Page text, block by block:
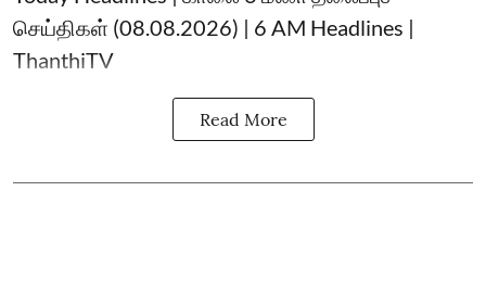
செய்திகள் (08.08.2026) | 6 AM Headlines |
ThanthiTV
Read More